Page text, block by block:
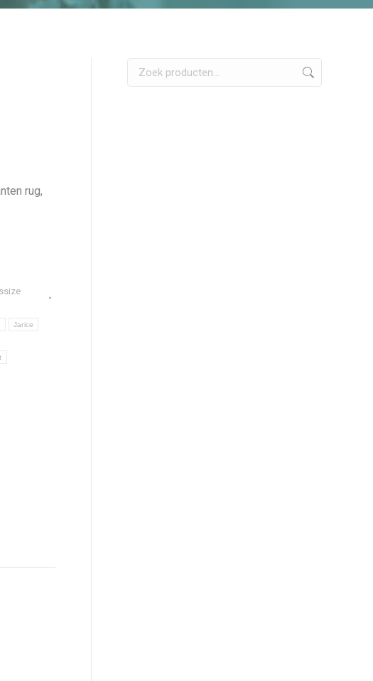
rug,
Jarice